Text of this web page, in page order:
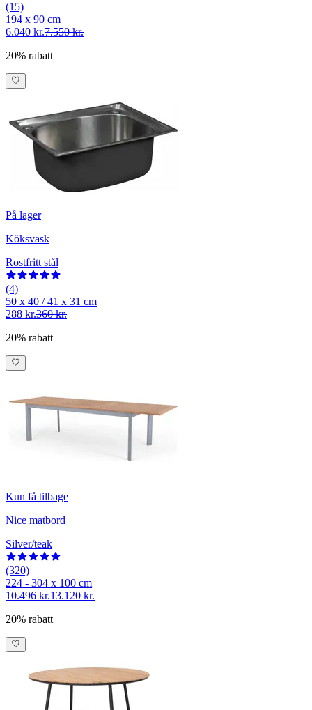
(15)
194 x 90 cm
6.040 kr.7.550 kr.
20% rabatt
På lager
Köksvask
Rostfritt stål
(4)
50 x 40 / 41 x 31 cm
288 kr.360 kr.
20% rabatt
Kun få tilbage
Nice matbord
Silver/teak
(320)
224 - 304 x 100 cm
10.496 kr.13.120 kr.
20% rabatt